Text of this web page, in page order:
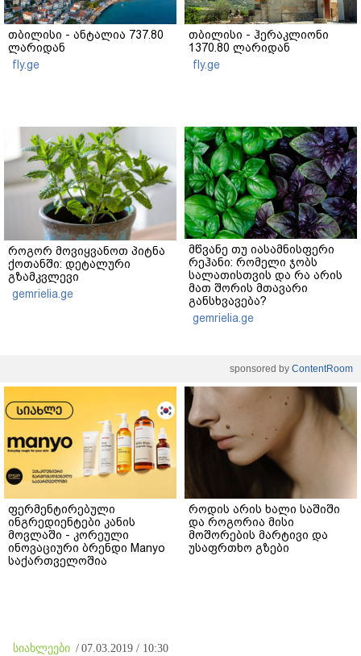
თბილისი - ანტალია 737.80
ლარიდან
fly.ge
თბილისი - ჰერაკლიონი
1370.80 ლარიდან
fly.ge
როგორ მოვიყვანოთ პიტნა
ქოთანში: დეტალური
გზამკვლევი
gemrielia.ge
მწვანე თუ იასამნისფერი
რეჰანი: რომელი ჯობს
სალათისთვის და რა არის
მათ შორის მთავარი
განსხვავება?
gemrielia.ge
sponsored by ContentRoom
ფერმენტირებული
ინგრედიენტები კანის
მოვლაში - კორეული
ინოვაციური ბრენდი Manyo
საქართველოშია
როდის არის ხალი საშიში
და როგორია მისი
მოშორების მარტივი და
უსაფრთხო გზები
სიახლეები / 07.03.2019 / 10:30